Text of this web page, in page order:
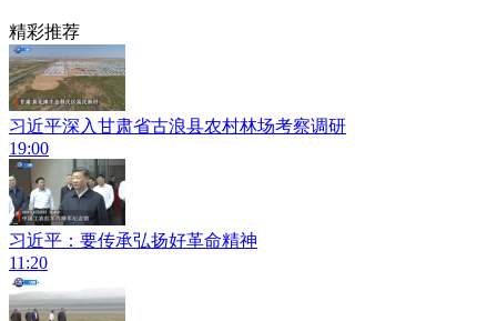
精彩推荐
习近平深入甘肃省古浪县农村林场考察调研
19:00
习近平：要传承弘扬好革命精神
11:20